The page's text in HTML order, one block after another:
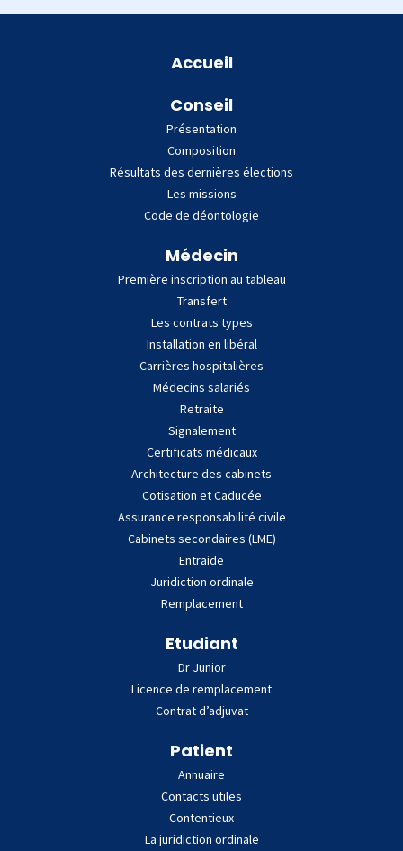
Accueil
Conseil
Présentation
Composition
Résultats des dernières élections
Les missions
Code de déontologie
Médecin
Première inscription au tableau
Transfert
Les contrats types
Installation en libéral
Carrières hospitalières
Médecins salariés
Retraite
Signalement
Certificats médicaux
Architecture des cabinets
Cotisation et Caducée
Assurance responsabilité civile
Cabinets secondaires (LME)
Entraide
Juridiction ordinale
Remplacement
Etudiant
Dr Junior
Licence de remplacement
Contrat d’adjuvat
Patient
Annuaire
Contacts utiles
Contentieux
La juridiction ordinale